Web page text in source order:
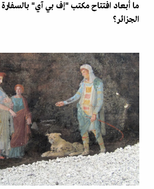
ما أبعاد افتتاح مكتب "إف بي آي" بالسفارة
الجزائر؟